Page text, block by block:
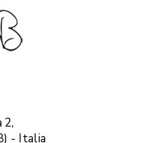
2,
- Italia